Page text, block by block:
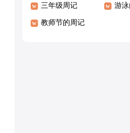
节
三年级周记 游
教师节的周记